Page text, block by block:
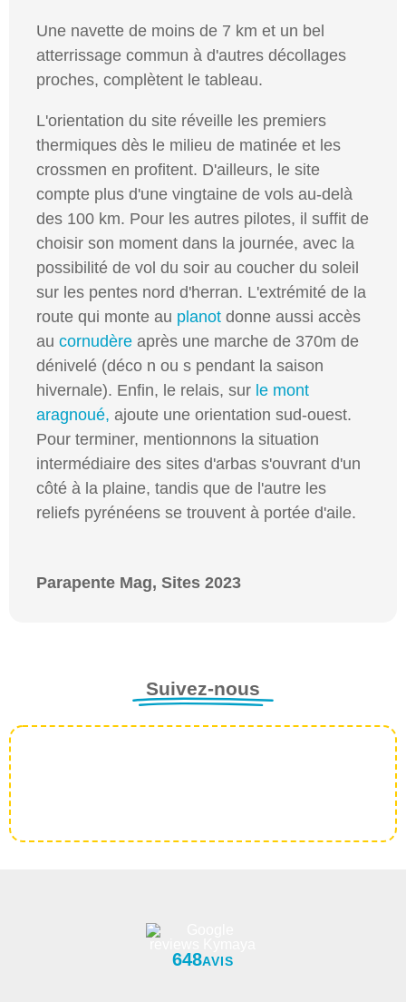
Une navette de moins de 7 km et un bel
atterrissage commun à d'autres décollages
proches, complètent le tableau.
L'orientation du site réveille les premiers
thermiques dès le milieu de matinée et les
crossmen en profitent. D'ailleurs, le site
compte plus d'une vingtaine de vols au-delà
des 100 km. Pour les autres pilotes, il suffit de
choisir son moment dans la journée, avec la
possibilité de vol du soir au coucher du soleil
sur les pentes nord d'herran. L'extrémité de la
route qui monte au planot donne aussi accès
au cornudère après une marche de 370m de
dénivelé (déco n ou s pendant la saison
hivernale). Enfin, le relais, sur le mont
aragnoué, ajoute une orientation sud-ouest.
Pour terminer, mentionnons la situation
intermédiaire des sites d'arbas s'ouvrant d'un
côté à la plaine, tandis que de l'autre les
reliefs pyrénéens se trouvent à portée d'aile.
Parapente Mag, Sites 2023
Suivez-nous
648AVIS